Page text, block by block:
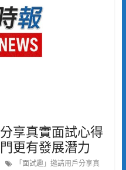
享真實面試心得
更有發展潛力
「面試趣」邀請用戶分享真